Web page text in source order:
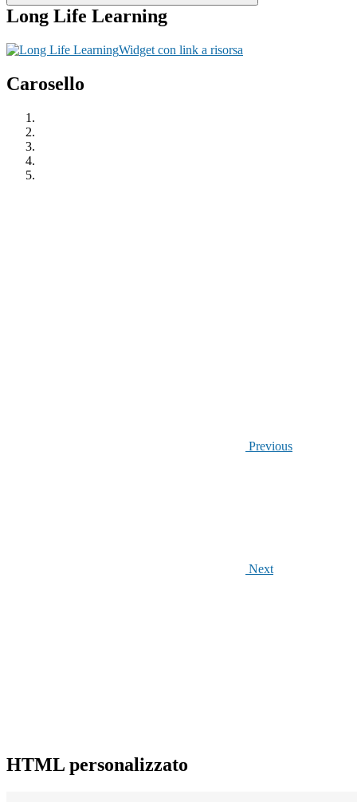
Long Life Learning
Widget con link a risorsa
Carosello
Previous
Next
HTML personalizzato